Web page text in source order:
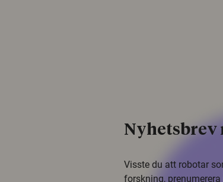
Nyhetsbrev
Visste du att robotar
forskning,